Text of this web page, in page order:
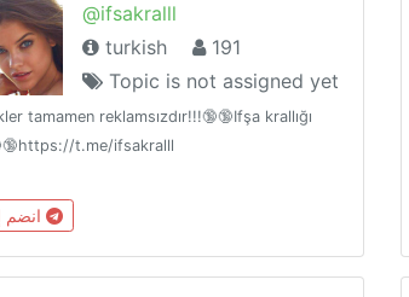
@ifsakralll
turkish
191
Topic is not assigned yet
tamamen reklamsızdır!!!🔞🔞Ifşa krallığı
t.me/ifsakralll